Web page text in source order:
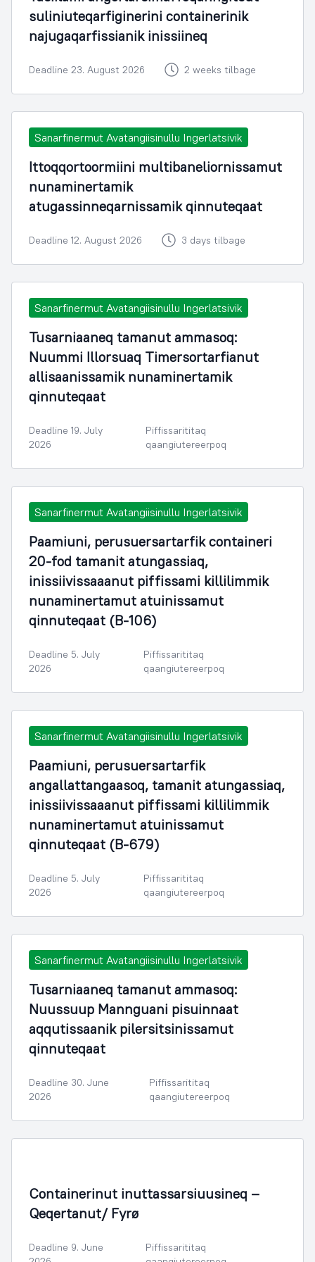
suliniuteqarfiginerini containerinik
najugaqarfissianik inissiineq
Deadline 23. August 2026 2 weeks tilbage
Sanarfinermut Avatangiisinullu Ingerlatsivik
Ittoqqortoormiini multibaneliornissamut
nunaminertamik
atugassinneqarnissamik qinnuteqaat
Deadline 12. August 2026 3 days tilbage
Sanarfinermut Avatangiisinullu Ingerlatsivik
Tusarniaaneq tamanut ammasoq:
Nuummi Illorsuaq Timersortarfianut
allisaanissamik nunaminertamik
qinnuteqaat
Deadline 19. July
2026
Piffissarititaq
qaangiutereerpoq
Sanarfinermut Avatangiisinullu Ingerlatsivik
Paamiuni, perusuersartarfik containeri
20-fod tamanit atungassiaq,
inissiivissaaanut piffissami killilimmik
nunaminertamut atuinissamut
qinnuteqaat (B-106)
Deadline 5. July
2026
Piffissarititaq
qaangiutereerpoq
Sanarfinermut Avatangiisinullu Ingerlatsivik
Paamiuni, perusuersartarfik
angallattangaasoq, tamanit atungassiaq,
inissiivissaaanut piffissami killilimmik
nunaminertamut atuinissamut
qinnuteqaat (B-679)
Deadline 5. July
2026
Piffissarititaq
qaangiutereerpoq
Sanarfinermut Avatangiisinullu Ingerlatsivik
Tusarniaaneq tamanut ammasoq:
Nuussuup Mannguani pisuinnaat
aqqutissaanik pilersitsinissamut
qinnuteqaat
Deadline 30. June
2026
Piffissarititaq
qaangiutereerpoq
Containerinut inuttassarsiuusineq –
Qeqertanut/ Fyrø
Deadline 9. June
Piffissarititaq